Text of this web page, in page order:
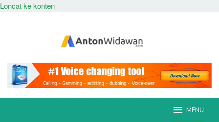
Loncat ke konten
MENU